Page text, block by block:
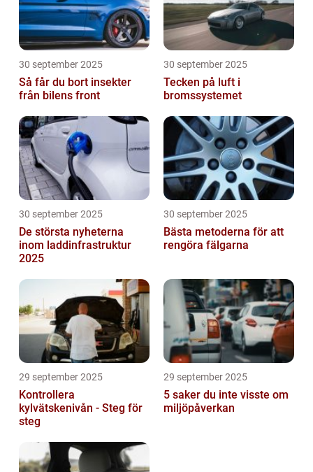
30 september 2025
Så får du bort insekter
från bilens front
30 september 2025
Tecken på luft i
bromssystemet
30 september 2025
De största nyheterna
inom laddinfrastruktur
2025
30 september 2025
Bästa metoderna för att
rengöra fälgarna
29 september 2025
Kontrollera
kylvätskenivån - Steg för
steg
29 september 2025
5 saker du inte visste om
miljöpåverkan